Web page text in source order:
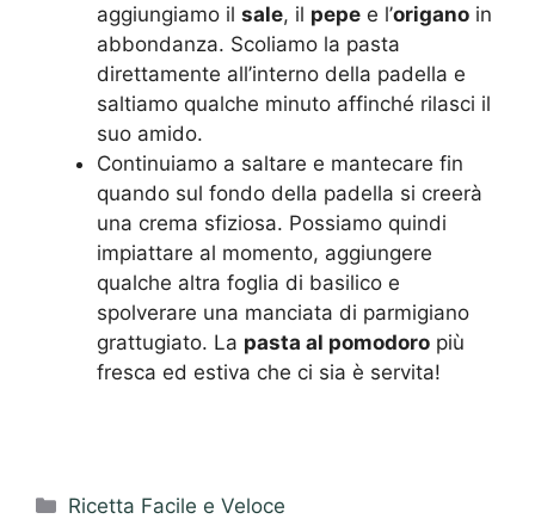
aggiungiamo il sale, il pepe e l’origano in
abbondanza. Scoliamo la pasta
direttamente all’interno della padella e
saltiamo qualche minuto affinché rilasci il
suo amido.
Continuiamo a saltare e mantecare fin
quando sul fondo della padella si creerà
una crema sfiziosa. Possiamo quindi
impiattare al momento, aggiungere
qualche altra foglia di basilico e
spolverare una manciata di parmigiano
grattugiato. La pasta al pomodoro più
fresca ed estiva che ci sia è servita!
Categorie
Ricetta Facile e Veloce